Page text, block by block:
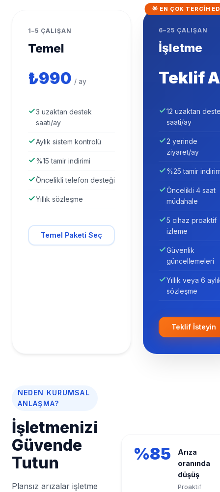
1–5 ÇALIŞAN
Temel
₺990 / ay
3 uzaktan destek
saati/ay
Aylık sistem kontrolü
%15 tamir indirimi
Öncelikli telefon desteği
Yıllık sözleşme
Temel Paketi Seç
🌟 EN ÇOK TERCIH
6–25 ÇALIŞAN
İşletme
Teklif
12 uzaktan
saati/ay
2 yerinde
ziyaret/ay
%25 tamir
Öncelikli 4 saat
müdahale
5 cihaz proaktif
izleme
Güvenlik
güncellemeleri
Yıllık veya 6
sözleşme
Teklif İsteyin
NEDEN KURUMSAL
ANLAŞMA?
İşletmenizi
Güvende
Tutun
Plansız arızalar işletme
%85
Arıza
oranında
düşüş
Proaktif